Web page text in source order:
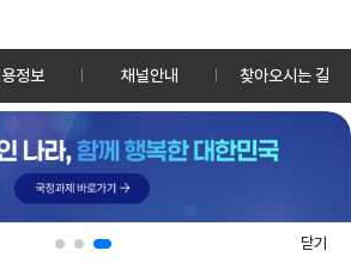
닫기
정보 채널안내 찾아오시는 길
치시 정부2청사로 13 한국정책방송원 KTV
TEL: 044-204-8000
KTV 국민방송 All Rights Reserved.